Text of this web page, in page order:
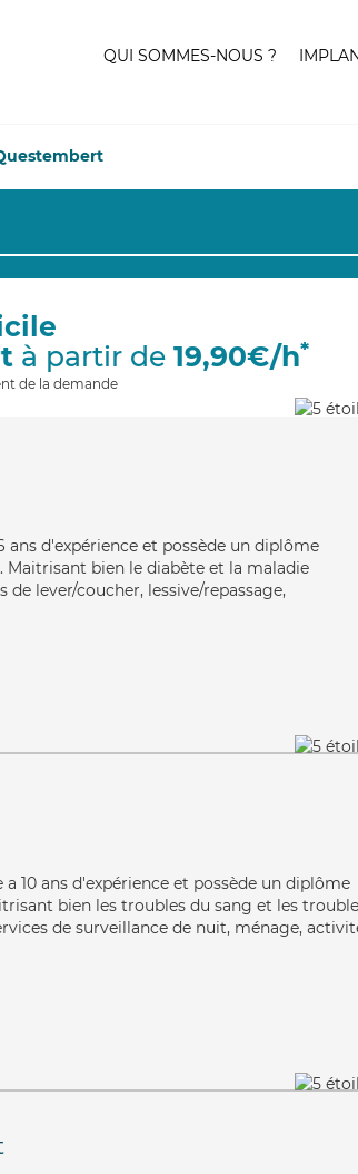
QUI SOMMES-NOUS ?
à partir de 19,90€/h*
de la demande
ans d'expérience et possède un diplôme
Maitrisant bien le diabète et la maladie
lever/coucher, lessive/repassage,
10 ans d'expérience et possède un diplôme
bien les troubles du sang et les
de surveillance de nuit, ménage,